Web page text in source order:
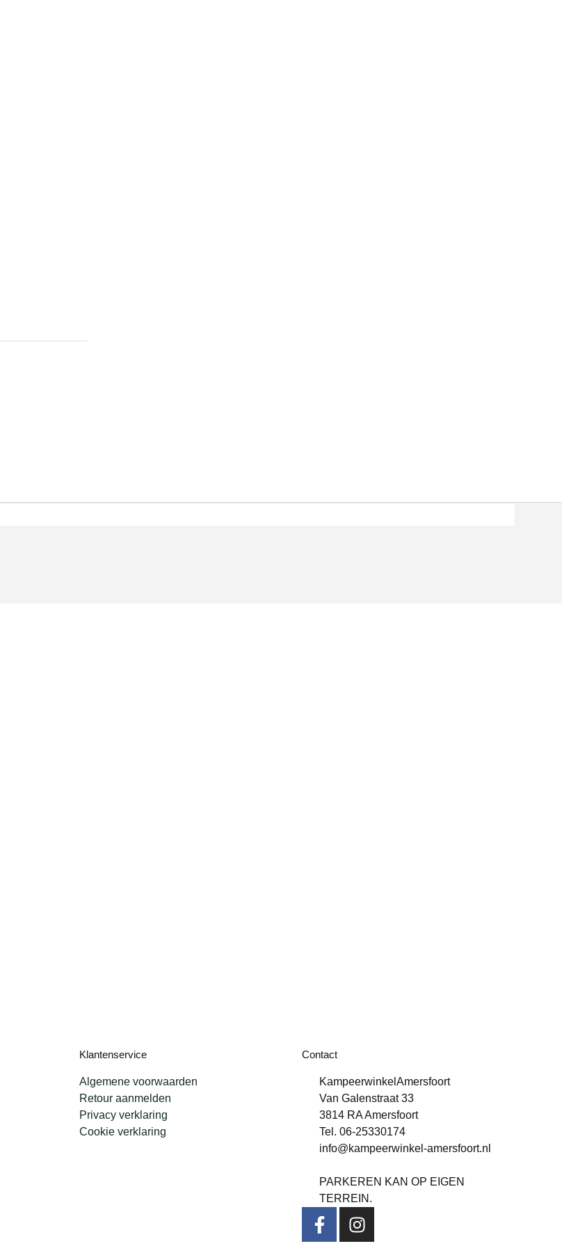
Klantenservice
Algemene voorwaarden
Retour aanmelden
Privacy verklaring
Cookie verklaring
Contact
KampeerwinkelAmersfoort
Van Galenstraat 33
3814 RA Amersfoort
Tel. 06-25330174
info@kampeerwinkel-amersfoort.nl
PARKEREN KAN OP EIGEN
TERREIN.